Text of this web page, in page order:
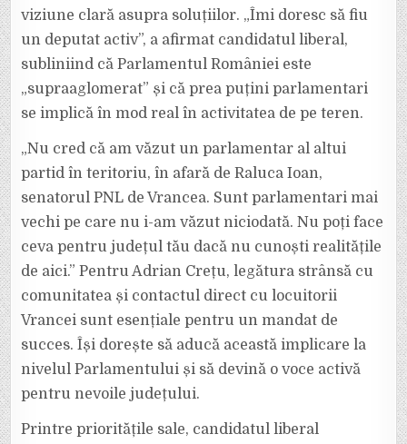
viziune clară asupra soluțiilor. „Îmi doresc să fiu
un deputat activ”, a afirmat candidatul liberal,
subliniind că Parlamentul României este
„supraaglomerat” și că prea puțini parlamentari
se implică în mod real în activitatea de pe teren.
„Nu cred că am văzut un parlamentar al altui
partid în teritoriu, în afară de Raluca Ioan,
senatorul PNL de Vrancea. Sunt parlamentari mai
vechi pe care nu i-am văzut niciodată. Nu poți face
ceva pentru județul tău dacă nu cunoști realitățile
de aici.” Pentru Adrian Crețu, legătura strânsă cu
comunitatea și contactul direct cu locuitorii
Vrancei sunt esențiale pentru un mandat de
succes. Își dorește să aducă această implicare la
nivelul Parlamentului și să devină o voce activă
pentru nevoile județului.
Printre prioritățile sale, candidatul liberal